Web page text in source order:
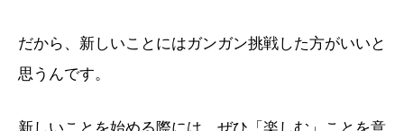
だから、新しいことにはガンガン挑戦した方がいいと
思うんです。
新しいことを始める際には、ぜひ「楽しむ」ことを意